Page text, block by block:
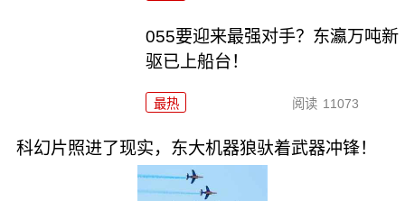
055要迎来最强对手？东瀛万吨新
驱已上船台！
最热 阅读 11073
科幻片照进了现实，东大机器狼驮着武器冲锋！